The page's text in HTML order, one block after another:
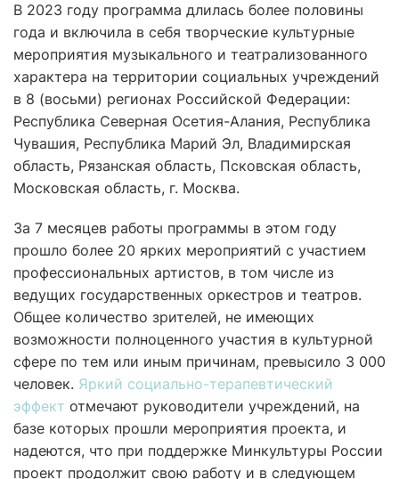
В 2023 году программа длилась более половины
года и включила в себя творческие культурные
мероприятия музыкального и театрализованного
характера на территории социальных учреждений
в 8 (восьми) регионах Российской Федерации:
Республика Северная Осетия-Алания, Республика
Чувашия, Республика Марий Эл, Владимирская
область, Рязанская область, Псковская область,
Московская область, г. Москва.
За 7 месяцев работы программы в этом году
прошло более 20 ярких мероприятий с участием
профессиональных артистов, в том числе из
ведущих государственных оркестров и театров.
Общее количество зрителей, не имеющих
возможности полноценного участия в культурной
сфере по тем или иным причинам, превысило 3 000
человек. Яркий социально-терапевтический
эффект отмечают руководители учреждений, на
базе которых прошли мероприятия проекта, и
надеются, что при поддержке Минкультуры России
проект продолжит свою работу и в следующем